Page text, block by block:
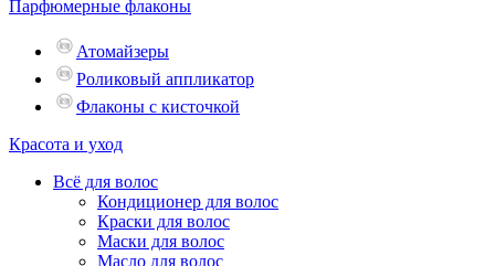
Парфюмерные флаконы
Атомайзеры
Роликовый аппликатор
Флаконы с кисточкой
Красота и уход
Всё для волос
Кондиционер для волос
Краски для волос
Маски для волос
Масло для волос